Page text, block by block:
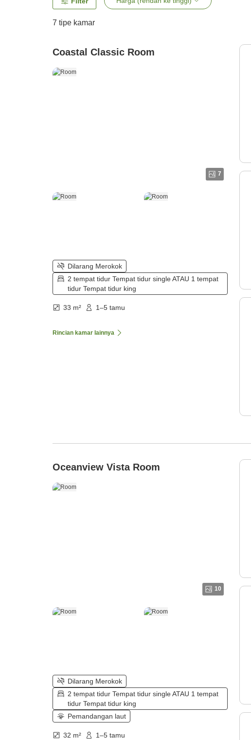
7 tipe kamar
Coastal Classic Room
7
Dilarang Merokok
2 tempat tidur Tempat tidur single ATAU 1 tempat
tidur Tempat tidur king
33 m² 1–5 tamu
Rincian kamar lainnya
Oceanview Vista Room
10
Dilarang Merokok
2 tempat tidur Tempat tidur single ATAU 1 tempat
tidur Tempat tidur king
Pemandangan laut
32 m² 1–5 tamu